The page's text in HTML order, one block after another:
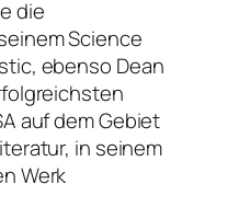
die
Science
ebenso Dean
auf dem Gebiet
in seinem
Werk